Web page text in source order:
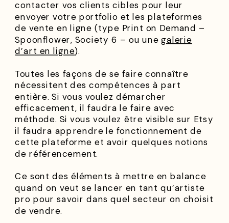
contacter vos clients cibles pour leur
envoyer votre portfolio et les plateformes
de vente en ligne (type Print on Demand –
Spoonflower, Society 6 – ou unegalerie
d’art en ligne).
Toutes les façons de se faire connaître
nécessitent des compétences à part
entière. Si vous voulez démarcher
efficacement, il faudra le faire avec
méthode. Si vous voulez être visible sur Etsy
il faudra apprendre le fonctionnement de
cette plateforme et avoir quelques notions
de référencement.
Ce sont des éléments à mettre en balance
quand on veut se lancer en tant qu’artiste
pro pour savoir dans quel secteur on choisit
de vendre.